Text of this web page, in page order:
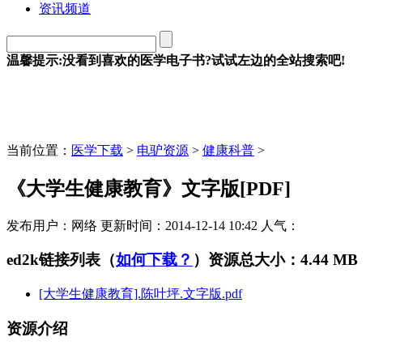
资讯频道
温馨提示:没看到喜欢的医学电子书?试试左边的全站搜索吧!
当前位置： 医学下载 > 电驴资源 > 健康科普 >
《大学生健康教育》文字版[PDF]
发布用户： 网络 更新时间： 2014-12-14 10:42 人气：
ed2k链接列表（如何下载？ ） 资源总大小：4.44 MB
[大学生健康教育].陈叶坪.文字版.pdf
资源介绍